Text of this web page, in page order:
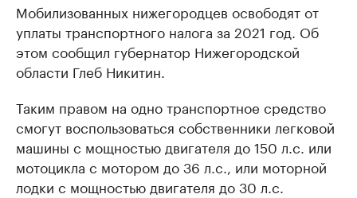
Мобилизованных нижегородцев освободят от
уплаты транспортного налога за 2021 год. Об
этом сообщил губернатор Нижегородской
области Глеб Никитин.
Таким правом на одно транспортное средство
смогут воспользоваться собственники легковой
машины с мощностью двигателя до 150 л.с. или
мотоцикла с мотором до 36 л.с., или моторной
лодки с мощностью двигателя до 30 л.с.